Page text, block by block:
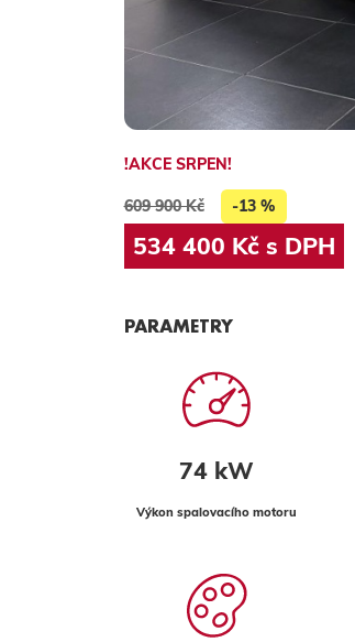
!AKCE SRPEN!
609 900 Kč -13 %
534 400 Kč s DPH
PARAMETRY
74 kW
Výkon spalovacího motoru